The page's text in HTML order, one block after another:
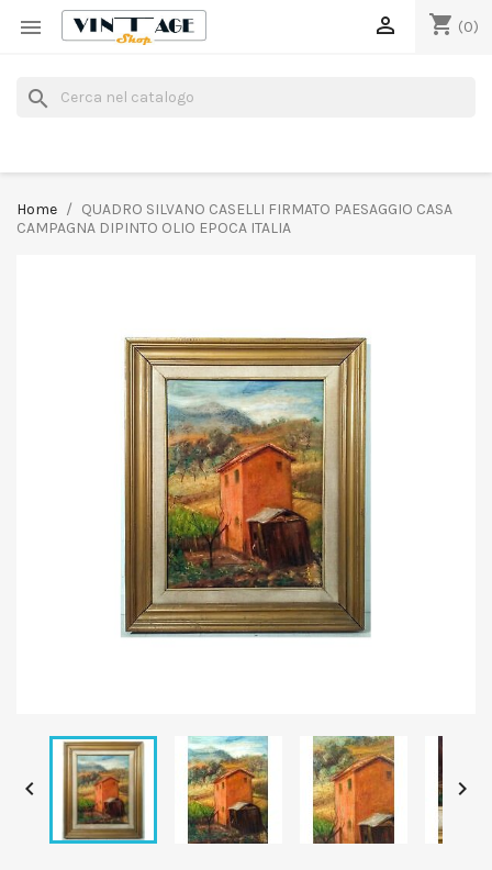
 shopping_cart (0)

search
Home
QUADRO SILVANO CASELLI FIRMATO PAESAGGIO CASA
CAMPAGNA DIPINTO OLIO EPOCA ITALIA
 